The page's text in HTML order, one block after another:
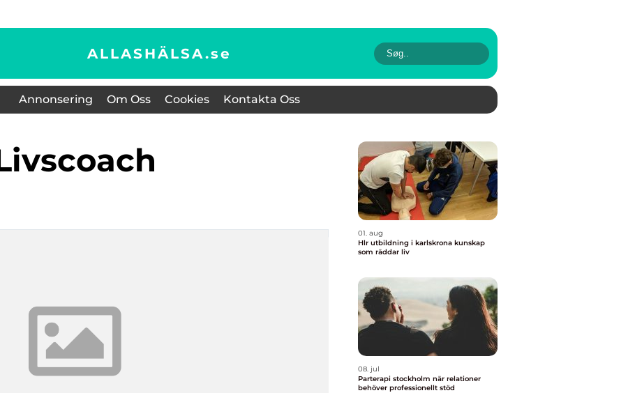
ALLASHÄLSA.se
Annonsering Om Oss Cookies Kontakta Oss
livscoach
01. aug
Hlr utbildning i karlskrona kunskap
som räddar liv
08. jul
Parterapi stockholm när relationer
behöver professionellt stöd